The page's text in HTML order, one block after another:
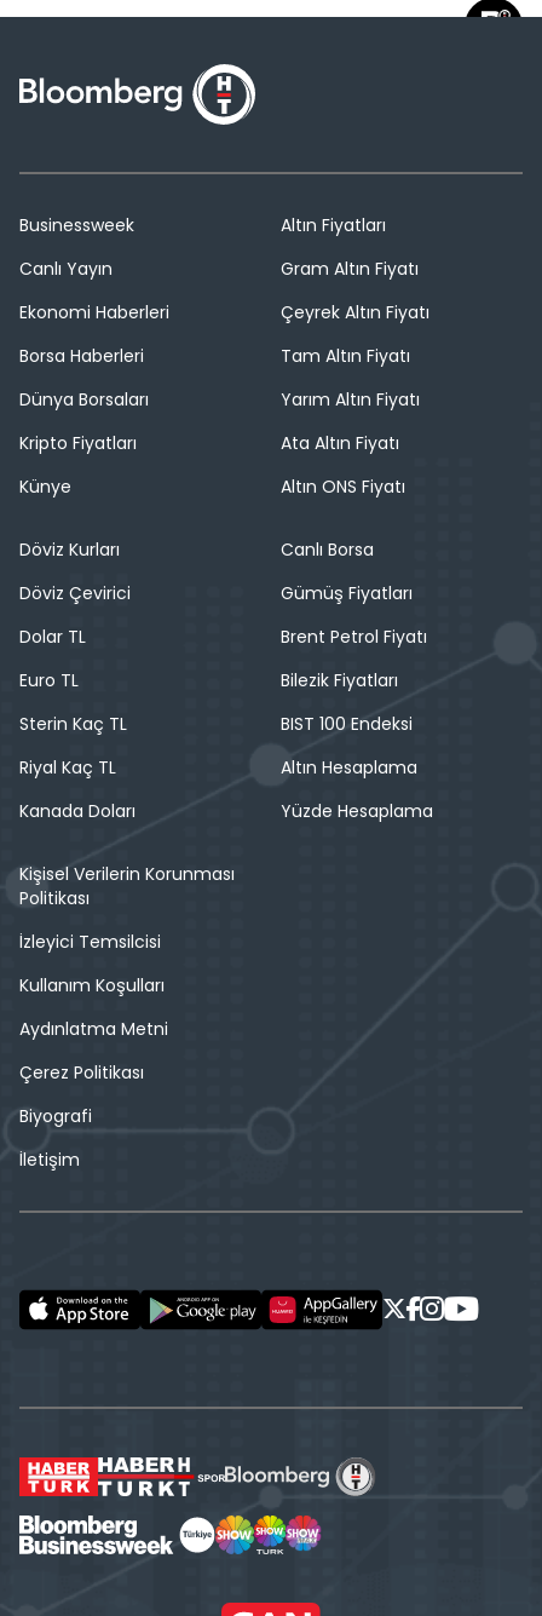
Businessweek
Canlı Yayın
Ekonomi Haberleri
Borsa Haberleri
Dünya Borsaları
Kripto Fiyatları
Künye
Altın Fiyatları
Gram Altın Fiyatı
Çeyrek Altın Fiyatı
Tam Altın Fiyatı
Yarım Altın Fiyatı
Ata Altın Fiyatı
Altın ONS Fiyatı
Döviz Kurları
Döviz Çevirici
Dolar TL
Euro TL
Sterin Kaç TL
Riyal Kaç TL
Kanada Doları
Canlı Borsa
Gümüş Fiyatları
Brent Petrol Fiyatı
Bilezik Fiyatları
BIST 100 Endeksi
Altın Hesaplama
Yüzde Hesaplama
Kişisel Verilerin Korunması
Politikası
İzleyici Temsilcisi
Kullanım Koşulları
Aydınlatma Metni
Çerez Politikası
Biyografi
İletişim